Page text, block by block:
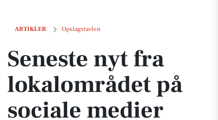
ARTIKLER Opslagstavlen
Seneste nyt fra lokalområdet på sociale medier
Seneste nyt fra
lokalområdet på
sociale medier